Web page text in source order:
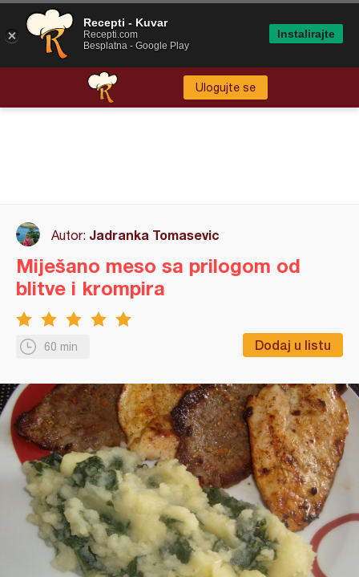
Ulogujte se
Autor: Jadranka Tomasevic
60 min Dodaj u listu
Miješano meso sa prilogom od
blitve i krompira
Recepti - Kuvar
Recepti.com
Besplatna - Google Play
Instalirajte